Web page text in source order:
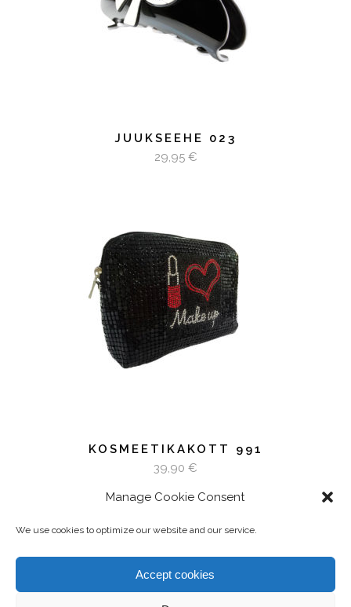
Manage Cookie Consent
We use cookies to optimize our website and our service.
Accept cookies
JUUKSEEHE 023
29,95 €
LISA KORVI
KOSMEETIKAKOTT 991
39,90 €
Akadeemia tee 21/4, Tallinn 12618